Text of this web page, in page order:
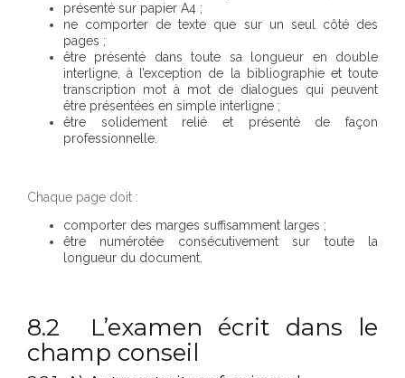
présenté sur papier A4 ;
ne comporter de texte que sur un seul côté des
pages ;
être présenté dans toute sa longueur en double
interligne, à l’exception de la bibliographie et toute
transcription mot à mot de dialogues qui peuvent
être présentées en simple interligne ;
être solidement relié et présenté de façon
professionnelle.
Chaque page doit :
comporter des marges suffisamment larges ;
être numérotée consécutivement sur toute la
longueur du document.
8.2 L’examen écrit dans le
champ conseil